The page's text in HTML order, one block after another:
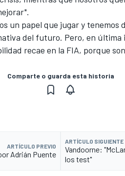
un papel que jugar y tenemos
del futuro. Pero, en última
recae en la FIA, porque
Comparte o guarda esta historia
ARTÍCULO PREVIO
Adrián Puente
ARTÍCULO SIGUIENTE
Vandoorne:
los test"